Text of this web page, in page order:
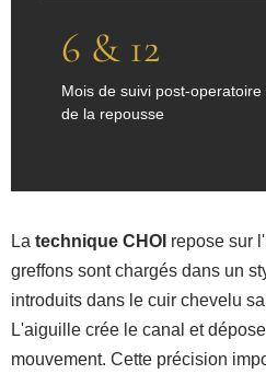
6 & 12
Mois de suivi post-
de la repousse
La technique CHOI repose sur
greffons sont chargés dans un
introduits dans le cuir chevelu
L'aiguille crée le canal et
mouvement. Cette précision